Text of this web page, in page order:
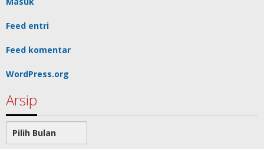
Feed entri
Feed komentar
WordPress.org
Arsip
Arsip